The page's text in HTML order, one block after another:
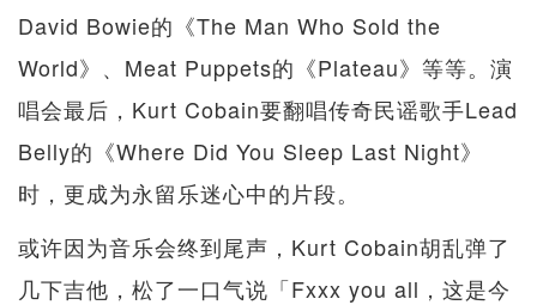
David Bowie的《The Man Who Sold the
World》、Meat Puppets的《Plateau》等等。演
唱会最后，Kurt Cobain要翻唱传奇民谣歌手Lead
Belly的《Where Did You Sleep Last Night》
时，更成为永留乐迷心中的片段。
或许因为音乐会终到尾声，Kurt Cobain胡乱弹了
几下吉他，松了一口气说「Fxxx you all，这是今